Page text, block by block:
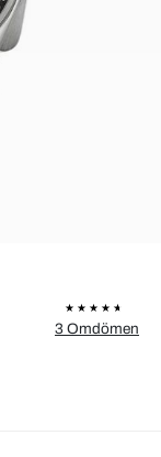
3 Omdömen